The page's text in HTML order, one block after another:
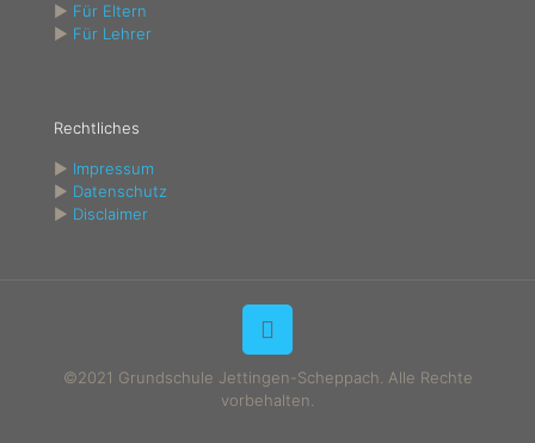
► Für Eltern
► Für Lehrer
Rechtliches
► Impressum
► Datenschutz
► Disclaimer
©2021 Grundschule Jettingen-Scheppach. Alle Rechte
vorbehalten.